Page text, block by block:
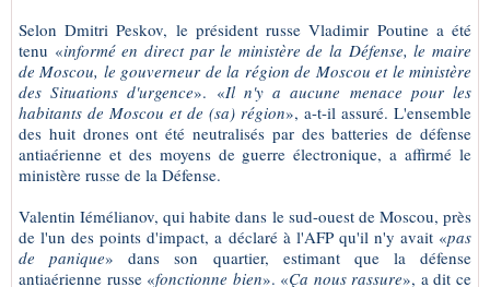
Selon Dmitri Peskov, le président russe Vladimir Poutine a été
tenu «informé en direct par le ministère de la Défense, le maire
de Moscou, le gouverneur de la région de Moscou et le ministère
des Situations d'urgence». «Il n'y a aucune menace pour les
habitants de Moscou et de (sa) région», a-t-il assuré. L'ensemble
des huit drones ont été neutralisés par des batteries de défense
antiaérienne et des moyens de guerre électronique, a affirmé le
ministère russe de la Défense.
Valentin Iémélianov, qui habite dans le sud-ouest de Moscou, près
de l'un des points d'impact, a déclaré à l'AFP qu'il n'y avait «pas
de panique» dans son quartier, estimant que la défense
antiaérienne russe «fonctionne bien». «Ça nous rassure», a dit ce